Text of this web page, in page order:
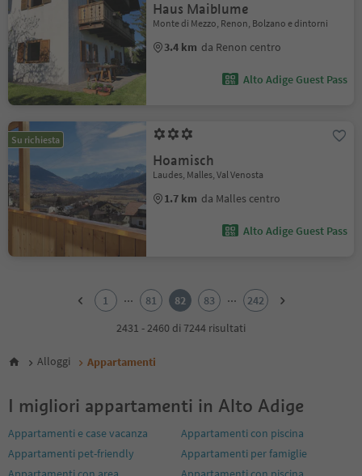
Haus Maiblume
Monte di Mezzo, Renon, Bolzano e dintorni
3.4 km da Renon centro
Alto Adige Guest Pass
Su richiesta
Hoamisch
Laudes, Malles, Val Venosta
1.7 km da Malles centro
Alto Adige Guest Pass
6
11
12
13
1 ... 81 82 83 ...
242
2431 - 2460 di 7244 risultati
Alloggi Appartamenti
I migliori appartamenti in Alto Adige
Appartamenti e case vacanza
Appartamenti con piscina
Appartamenti pet-friendly
Appartamenti per famiglie